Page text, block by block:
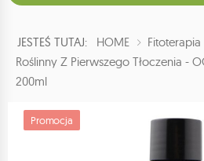
JESTEŚ TUTAJ: HOME Fitoterapia
Roślinny Z Pierwszego Tłoczenia -
200ml
Promocja